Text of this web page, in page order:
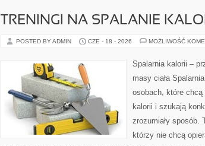
TRENINGI NA SPALANIE
POSTED BY ADMIN CZE - 18 - 2026 MOŻLIWOŚĆ
Spalarnia kalorii –
masy ciała
osobach, które
kalorii i szukają
zrozumiały sposób.
którzy nie chcą